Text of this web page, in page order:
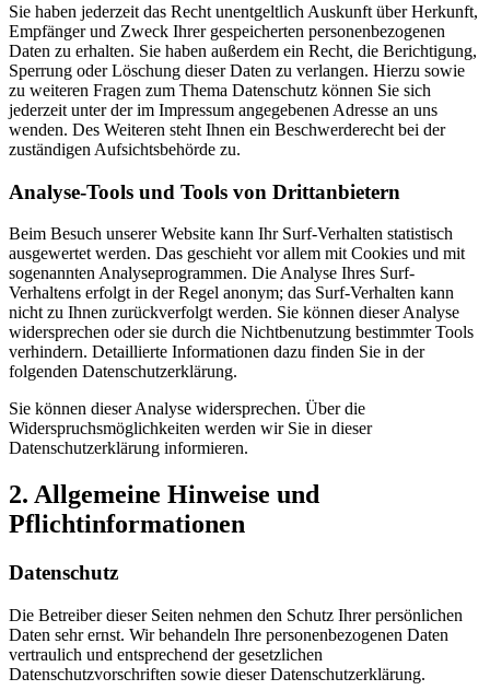
Sie haben jederzeit das Recht unentgeltlich Auskunft über Herkunft,
Empfänger und Zweck Ihrer gespeicherten personenbezogenen
Daten zu erhalten. Sie haben außerdem ein Recht, die Berichtigung,
Sperrung oder Löschung dieser Daten zu verlangen. Hierzu sowie
zu weiteren Fragen zum Thema Datenschutz können Sie sich
jederzeit unter der im Impressum angegebenen Adresse an uns
wenden. Des Weiteren steht Ihnen ein Beschwerderecht bei der
zuständigen Aufsichtsbehörde zu.
Analyse-Tools und Tools von Drittanbietern
Beim Besuch unserer Website kann Ihr Surf-Verhalten statistisch
ausgewertet werden. Das geschieht vor allem mit Cookies und mit
sogenannten Analyseprogrammen. Die Analyse Ihres Surf-
Verhaltens erfolgt in der Regel anonym; das Surf-Verhalten kann
nicht zu Ihnen zurückverfolgt werden. Sie können dieser Analyse
widersprechen oder sie durch die Nichtbenutzung bestimmter Tools
verhindern. Detaillierte Informationen dazu finden Sie in der
folgenden Datenschutzerklärung.
Sie können dieser Analyse widersprechen. Über die
Widerspruchsmöglichkeiten werden wir Sie in dieser
Datenschutzerklärung informieren.
2. Allgemeine Hinweise und
Pflichtinformationen
Datenschutz
Die Betreiber dieser Seiten nehmen den Schutz Ihrer persönlichen
Daten sehr ernst. Wir behandeln Ihre personenbezogenen Daten
vertraulich und entsprechend der gesetzlichen
Datenschutzvorschriften sowie dieser Datenschutzerklärung.